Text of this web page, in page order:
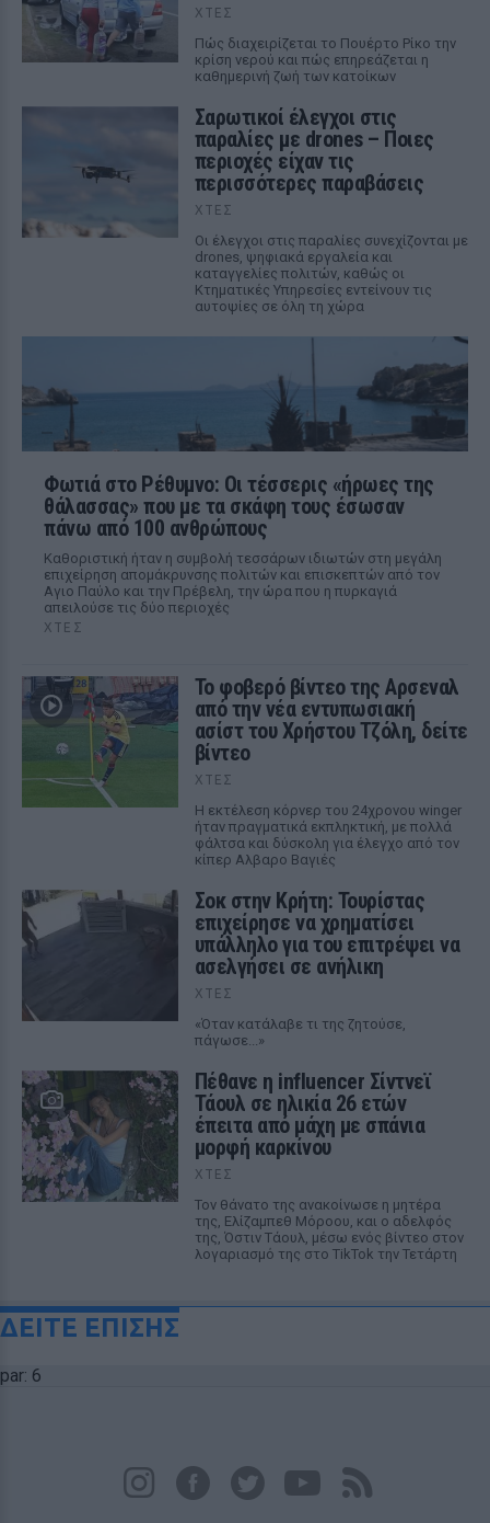
ΧΤΕΣ
Πώς διαχειρίζεται το Πουέρτο Ρίκο την
κρίση νερού και πώς επηρεάζεται η
καθημερινή ζωή των κατοίκων
Σαρωτικοί έλεγχοι στις
παραλίες με drones – Ποιες
περιοχές είχαν τις
περισσότερες παραβάσεις
ΧΤΕΣ
Οι έλεγχοι στις παραλίες συνεχίζονται με
drones, ψηφιακά εργαλεία και
καταγγελίες πολιτών, καθώς οι
Κτηματικές Υπηρεσίες εντείνουν τις
αυτοψίες σε όλη τη χώρα
Φωτιά στο Ρέθυμνο: Οι τέσσερις «ήρωες της
θάλασσας» που με τα σκάφη τους έσωσαν
πάνω από 100 ανθρώπους
Καθοριστική ήταν η συμβολή τεσσάρων ιδιωτών στη μεγάλη
επιχείρηση απομάκρυνσης πολιτών και επισκεπτών από τον
Αγιο Παύλο και την Πρέβελη, την ώρα που η πυρκαγιά
απειλούσε τις δύο περιοχές
ΧΤΕΣ
Το φοβερό βίντεο της Αρσεναλ
από την νέα εντυπωσιακή
ασίστ του Χρήστου Τζόλη, δείτε
βίντεο
ΧΤΕΣ
Η εκτέλεση κόρνερ του 24χρονου winger
ήταν πραγματικά εκπληκτική, με πολλά
φάλτσα και δύσκολη για έλεγχο από τον
κίπερ Αλβαρο Βαγιές
Σοκ στην Κρήτη: Τουρίστας
επιχείρησε να χρηματίσει
υπάλληλο για του επιτρέψει να
ασελγήσει σε ανήλικη
ΧΤΕΣ
«Όταν κατάλαβε τι της ζητούσε,
πάγωσε...»
Πέθανε η influencer Σίντνεϊ
Τάουλ σε ηλικία 26 ετών
έπειτα από μάχη με σπάνια
μορφή καρκίνου
ΧΤΕΣ
Τον θάνατο της ανακοίνωσε η μητέρα
της, Ελίζαμπεθ Μόροου, και ο αδελφός
της, Όστιν Τάουλ, μέσω ενός βίντεο στον
λογαριασμό της στο TikTok την Τετάρτη
ΔΕΙΤΕ ΕΠΙΣΗΣ
par: 6